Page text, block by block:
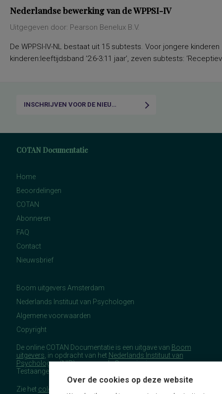
Over de cookies op deze website
Nederlandse bewerking van de WPPSI-IV
Uitgegeven door: Pearson Benelux B.V.
De WPPSI-IV-NL bestaat uit 15 subtests. Voor jongere
kinderen:leeftijdsband ‘2:6-3:11 jaar’, zeven subtests:
INSCHRIJVEN VOOR DE NIEUWSBRIEF
COTAN Documentatie
Home
Beoordelingen
COTAN
Abonneren
FAQ
Contact
Nieuwsbrief
Boom uitgevers Amsterdam
Nederlands Instituut van Psychologen
Algemene voorwaarden
Copyright
De online COTAN Documentatie is een uitgave van Boom
uitgevers , in opdracht van het Nederlands Instituut van
Psychologen(NIP), namens de Commissie
Testaangelegenheden Nederland (COTAN).
Zie het colofon